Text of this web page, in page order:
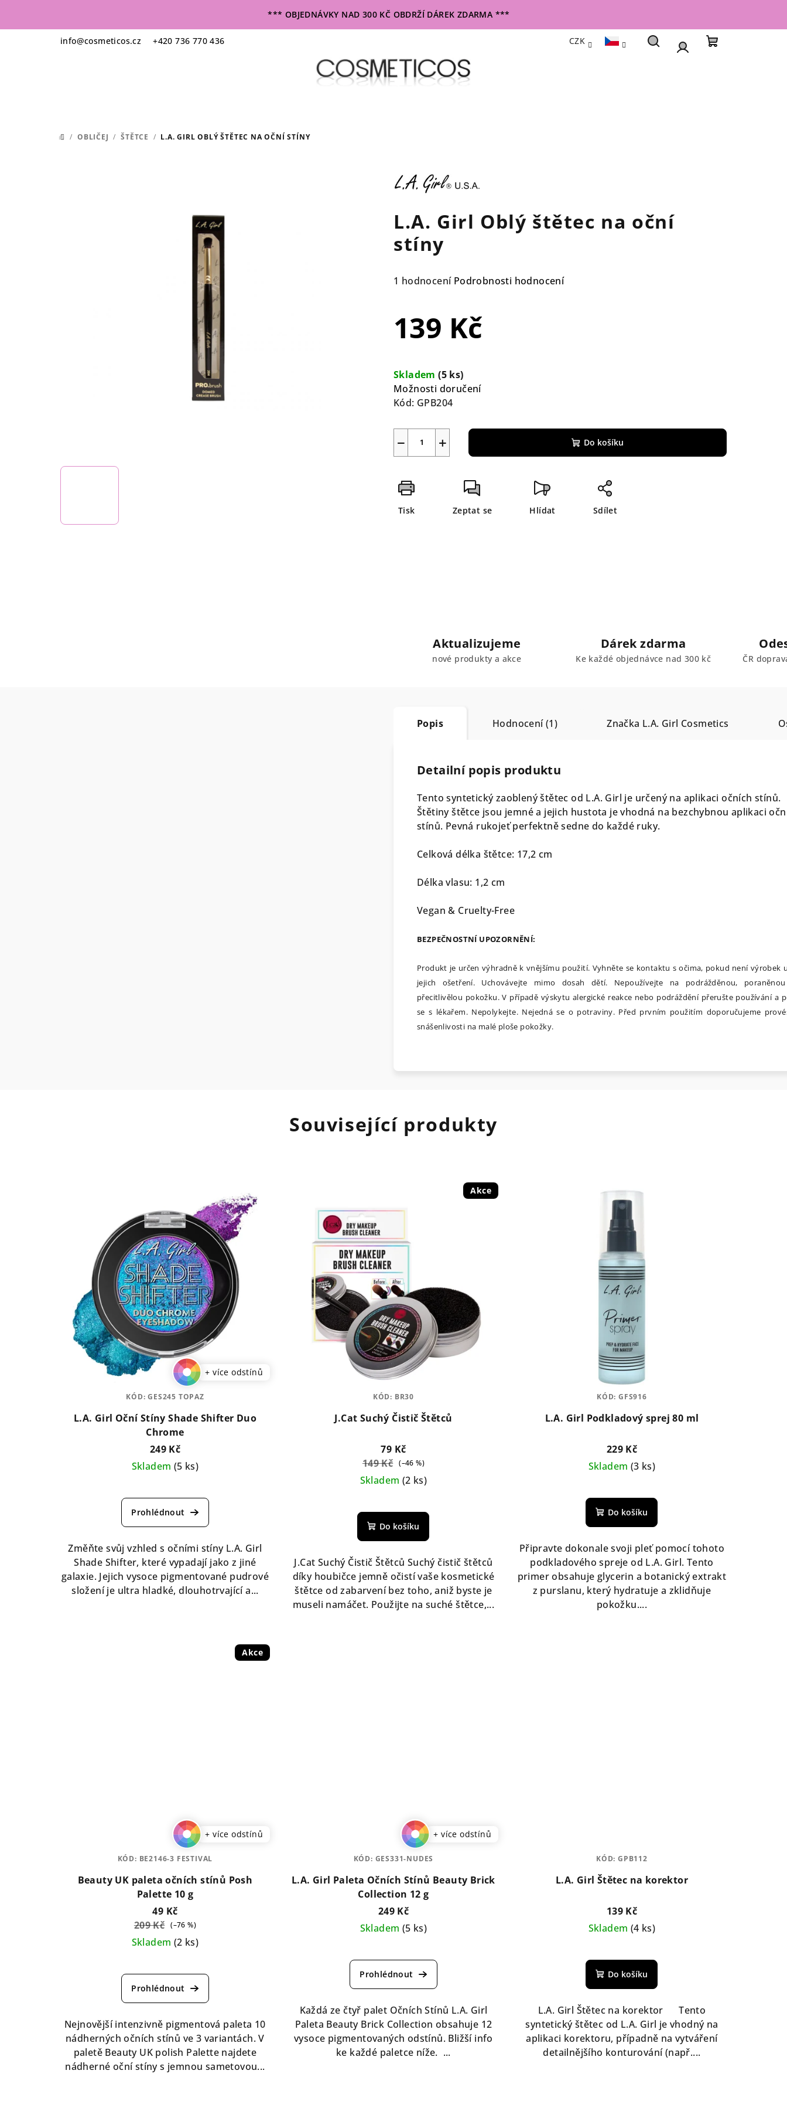
*** OBJEDNÁVKY NAD 300 KČ OBDRŽÍ DÁREK ZDARMA ***
info@cosmeticos.cz +420 736 770 436 CZK
Hledat
DOMŮ
/ OBLIČEJ / ŠTĚTCE / L.A. GIRL OBLÝ ŠTĚTEC NA OČNÍ STÍNY
L.A. Girl Oblý štětec na oční
stíny
Průměrné
je
5,0
hvězdiček.
1 hodnocení Podrobnosti hodnocení
139 Kč
cena:
Skladem(5 ks)
Možnosti doručení
Kód: GPB204
+
− Do košíku
Tisk Zeptat se Hlídat Sdílet
Aktualizujeme
nové produkty a akce
Dárek zdarma
Ke každé objednávce nad 300 kč ČR
Popis Hodnocení (1) Značka L.A. Girl Cosmetics
Detailní popis produktu
Tento syntetický zaoblený štětec od L.A. Girl je určený na aplikaci očních stínů.
Štětiny štětce jsou jemné a jejich hustota je vhodná na bezchybnou aplikaci
stínů. Pevná rukojeť perfektně sedne do každé ruky.
Celková délka štětce: 17,2 cm
Délka vlasu: 1,2 cm
Vegan & Cruelty-Free
BEZPEČNOSTNÍ UPOZORNĚNÍ:
Produkt je určen výhradně k vnějšímu použití. Vyhněte se kontaktu s očima, pokud není výrobek
jejich ošetření. Uchovávejte mimo dosah dětí. Nepoužívejte na podrážděnou,
přecitlivělou pokožku. V případě výskytu alergické reakce nebo podráždění přerušte používání a
se s lékařem. Nepolykejte. Nejedná se o potraviny. Před prvním použitím doporučujeme
snášenlivosti na malé ploše pokožky.
Související produkty
+ více odstínů
L.A. Girl Oční Stíny Shade Shifter Duo
Chrome
249 Kč
Skladem (5 ks)
hodnocení
produktu
je
4,8
z
5
hvězdiček.
Změňte svůj vzhled s očními stíny L.A. Girl
Shade Shifter, které vypadají jako z jiné
galaxie. Jejich vysoce pigmentované pudrové
složení je ultra hladké, dlouhotrvající a...
KÓD:GES245 TOPAZ
Akce
J.Cat Suchý Čistič Štětců
79 Kč
149 Kč (–46 %)
Skladem (2 ks)
Do košíku
J.Cat Suchý Čistič Štětců Suchý čistič štětců
díky houbičce jemně očistí vaše kosmetické
štětce od zabarvení bez toho, aniž byste je
museli namáčet. Použijte na suché štětce,...
KÓD: BR30
L.A. Girl Podkladový sprej 80 ml
229 Kč
Skladem (3 ks)
hodnocení
produktu
je
5,0
z
5
hvězdiček.
Do košíku
Připravte dokonale svoji pleť pomocí tohoto
podkladového spreje od L.A. Girl. Tento
primer obsahuje glycerin a botanický extrakt
z purslanu, který hydratuje a zklidňuje
pokožku....
KÓD:GFS916
Akce
+ více odstínů
Beauty UK paleta očních stínů Posh
Palette 10 g
49 Kč
209 Kč (–76 %)
Skladem (2 ks)
hodnocení
produktu
je
4,3
z
5
hvězdiček.
Nejnovější intenzivně pigmentová paleta 10
nádherných očních stínů ve 3 variantách. V
paletě Beauty UK polish Palette najdete
nádherné oční stíny s jemnou sametovou...
KÓD: BE2146-3 FESTIVAL
+ více odstínů
L.A. Girl Paleta Očních Stínů Beauty Brick
Collection 12 g
249 Kč
Skladem (5 ks)
hodnocení
produktu
je
5,0
z
5
hvězdiček.
Každá ze čtyř palet Očních Stínů L.A. Girl
Paleta Beauty Brick Collection obsahuje 12
vysoce pigmentovaných odstínů. Bližší info
ke každé paletce níže. ...
KÓD: GES331-NUDES
L.A. Girl Štětec na korektor
139 Kč
Skladem (4 ks)
Do košíku
L.A. Girl Štětec na korektor Tento
syntetický štětec od L.A. Girl je vhodný na
aplikaci korektoru, případně na vytváření
detailnějšího konturování (např....
KÓD:GPB112